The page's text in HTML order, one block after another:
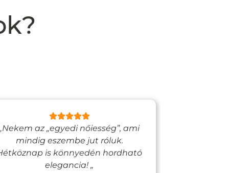
az „egyedi nőiesség”, ami
mindig eszembe jut róluk.
is könnyedén hordható
elegancia! „